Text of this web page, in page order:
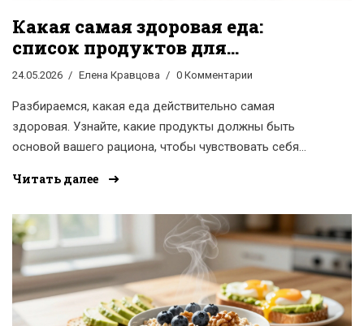
Какая самая здоровая еда:
список продуктов для
идеального рациона
24.05.2026 Елена Кравцова 0 Комментарии
Разбираемся, какая еда действительно самая
здоровая. Узнайте, какие продукты должны быть
основой вашего рациона, чтобы чувствовать себя
Читать далее